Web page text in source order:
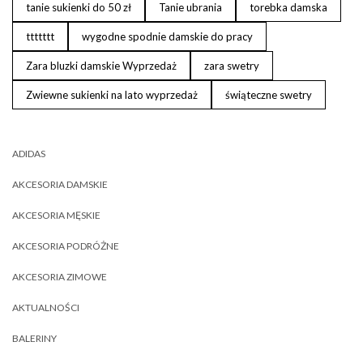
tanie sukienki do 50 zł Tanie ubrania torebka damska
ttttttt wygodne spodnie damskie do pracy
Zara bluzki damskie Wyprzedaż zara swetry
Zwiewne sukienki na lato wyprzedaż świąteczne swetry
ADIDAS
AKCESORIA DAMSKIE
AKCESORIA MĘSKIE
AKCESORIA PODRÓŻNE
AKCESORIA ZIMOWE
AKTUALNOŚCI
BALERINY